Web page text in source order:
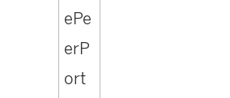
ePe
erP
ort